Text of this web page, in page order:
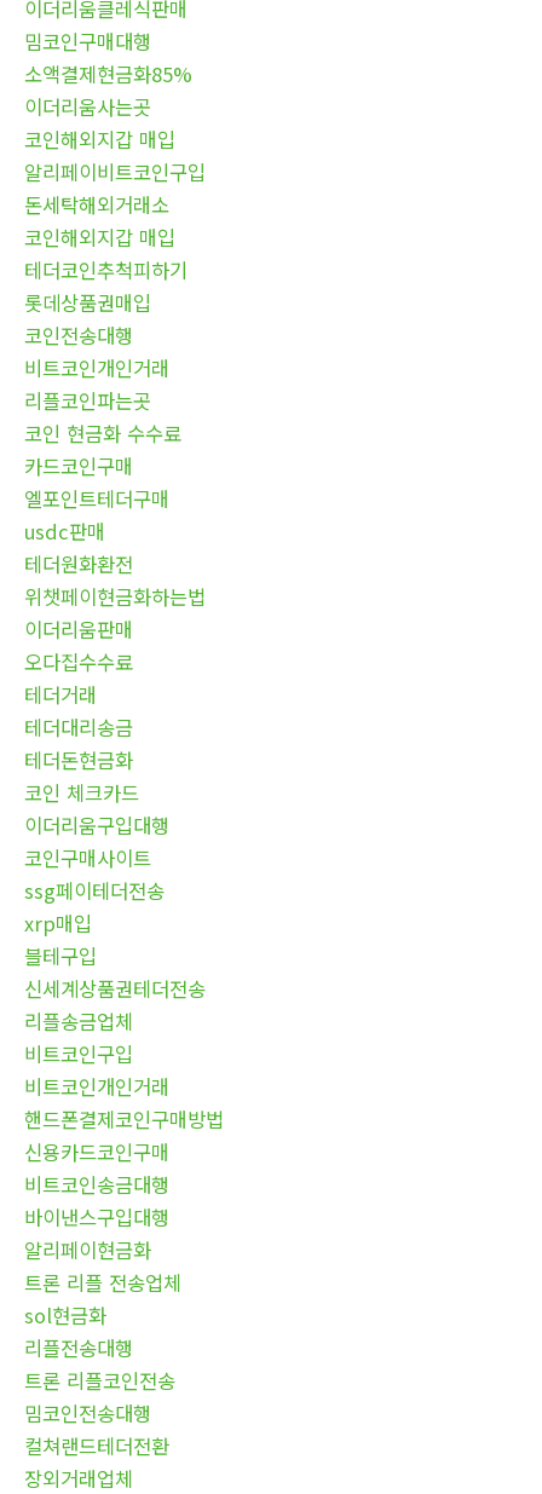
이더리움클레식판매
밈코인구매대행
소액결제현금화85%
이더리움사는곳
코인해외지갑 매입
알리페이비트코인구입
돈세탁해외거래소
코인해외지갑 매입
테더코인추척피하기
롯데상품권매입
코인전송대행
비트코인개인거래
리플코인파는곳
코인 현금화 수수료
카드코인구매
엘포인트테더구매
usdc판매
테더원화환전
위챗페이현금화하는법
이더리움판매
오다집수수료
테더거래
테더대리송금
테더돈현금화
코인 체크카드
이더리움구입대행
코인구매사이트
ssg페이테더전송
xrp매입
블테구입
신세계상품권테더전송
리플송금업체
비트코인구입
비트코인개인거래
핸드폰결제코인구매방법
신용카드코인구매
비트코인송금대행
바이낸스구입대행
알리페이현금화
트론 리플 전송업체
sol현금화
리플전송대행
트론 리플코인전송
밈코인전송대행
컬쳐랜드테더전환
장외거래업체